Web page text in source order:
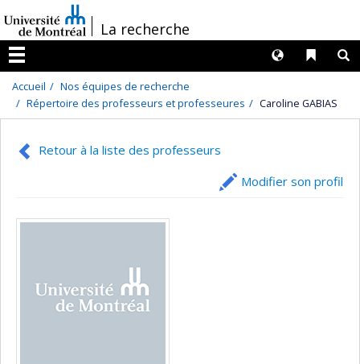
au
contenu
/La recherche
Menu
Liens
Langues
Accueil
Nos équipes de recherche
Répertoire des professeurs et professeures
Caroline GABIAS
Retour à la liste des professeurs
Modifier son profil